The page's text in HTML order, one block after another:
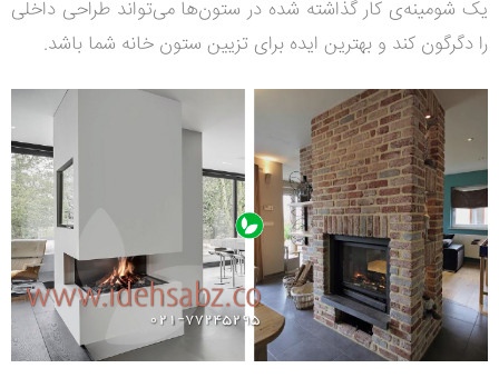
یک شومینه‌ی کار گذاشته شده در ستون‌ها می‌تواند طراحی داخلی
را دگرگون کند و بهترین ایده برای تزیین ستون خانه شما باشد.